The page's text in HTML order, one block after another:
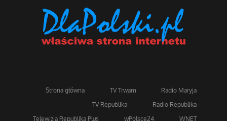
Strona główna TV Trwam
Radio Maryja
TV Republika
Radio Republika
Telewizja Republika Plus
wPolsce24 WNET